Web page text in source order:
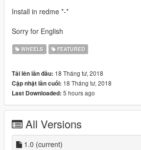
Install in redme *-*
Sorry for English
WHEELS FEATURED
Tải lên lần đầu: 18 Tháng tư, 2018
Cập nhật lần cuối: 18 Tháng tư, 2018
Last Downloaded: 5 hours ago
All Versions
1.0 (current)